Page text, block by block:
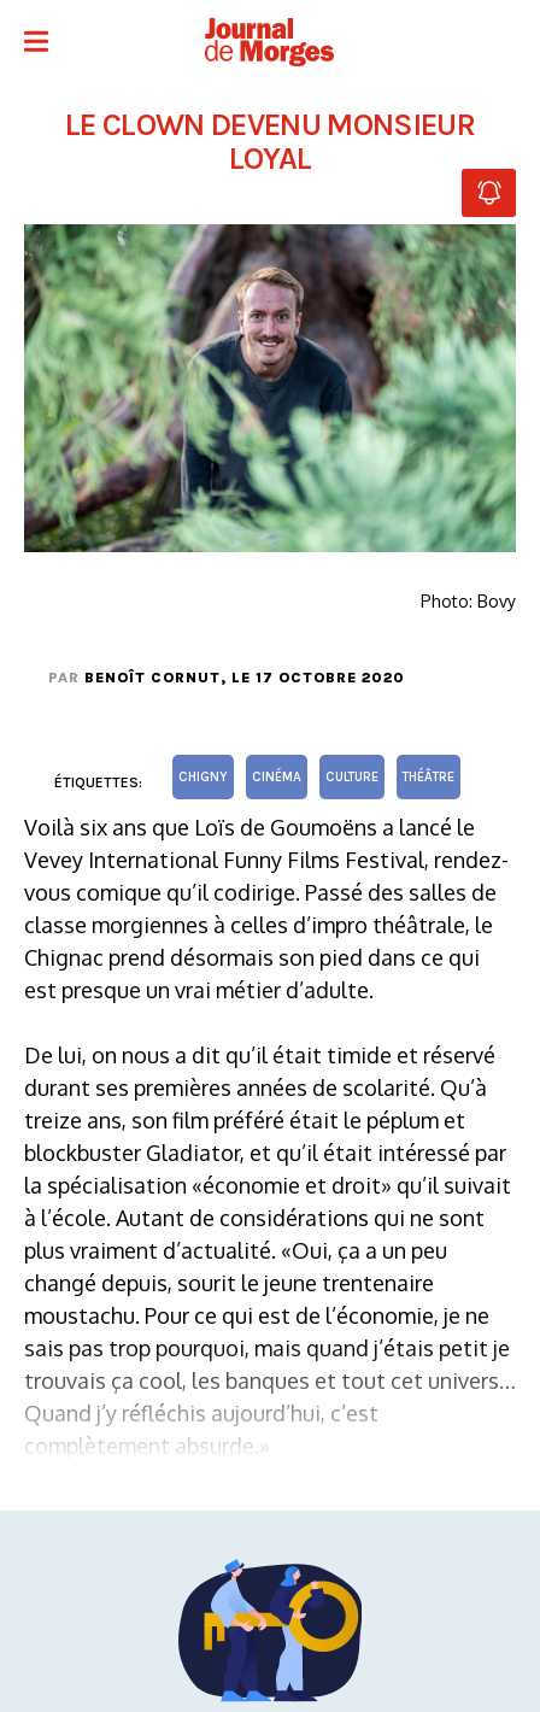
LE CLOWN DEVENU MONSIEUR
LOYAL
Photo: Bovy
PAR BENOÎT CORNUT, LE 17 OCTOBRE 2020
ÉTIQUETTES: CHIGNY CINÉMA CULTURE THÉÂTRE
Voilà six ans que Loïs de Goumoëns a lancé le
Vevey International Funny Films Festival, rendez-
vous comique qu’il codirige. Passé des salles de
classe morgiennes à celles d’impro théâtrale, le
Chignac prend désormais son pied dans ce qui
est presque un vrai métier d’adulte.
De lui, on nous a dit qu’il était timide et réservé
durant ses premières années de scolarité. Qu’à
treize ans, son film préféré était le péplum et
blockbuster Gladiator, et qu’il était intéressé par
la spécialisation «économie et droit» qu’il suivait
à l’école. Autant de considérations qui ne sont
plus vraiment d’actualité. «Oui, ça a un peu
changé depuis, sourit le jeune trentenaire
moustachu. Pour ce qui est de l’économie, je ne
sais pas trop pourquoi, mais quand j’étais petit je
trouvais ça cool, les banques et tout cet univers…
Quand j’y réfléchis aujourd’hui, c’est
complètement absurde.»